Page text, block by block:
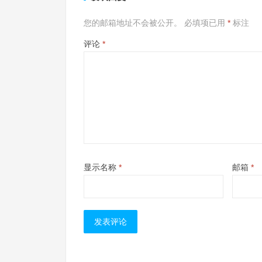
您的邮箱地址不会被公开。 必填项已用 * 标注
评论 *
显示名称 * 邮箱 *